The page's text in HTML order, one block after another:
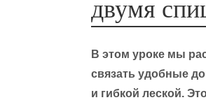
двумя
В этом уроке мы
связать удобные
и гибкой леской.